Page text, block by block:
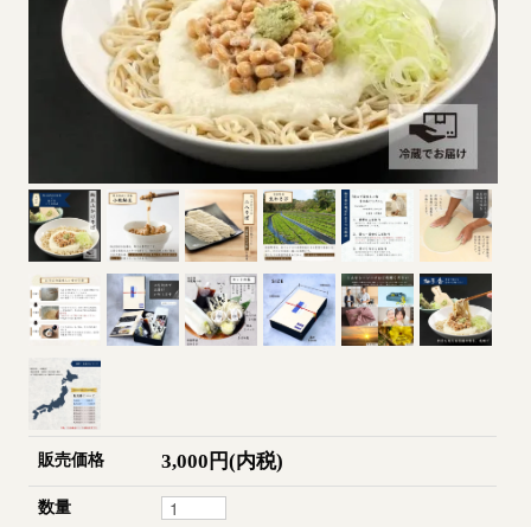
販売価格 3,000円(内税)
数量